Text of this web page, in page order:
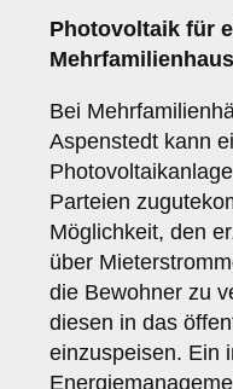
Photovoltaik für
Mehrfamilienhaus
Bei
Aspenstedt kann
Parteien
Möglichkeit, den
über
die Bewohner zu
diesen in das
einzuspeisen. Ein